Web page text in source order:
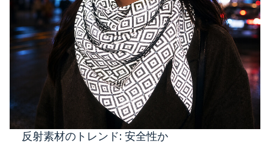
反射素材のトレンド: 安全性か